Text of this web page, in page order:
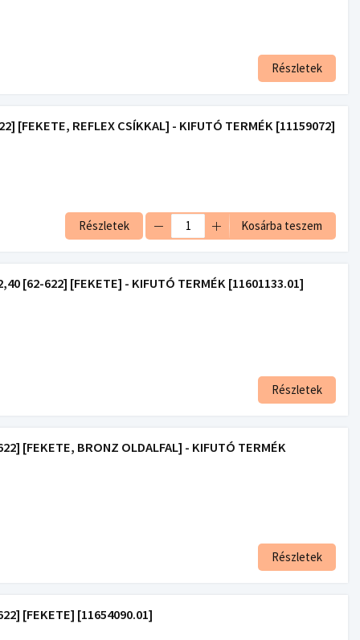
Részletek
[FEKETE, REFLEX CSÍKKAL] - KIFUTÓ TERMÉK [11159072]
Részletek Kosárba teszem
[62-622] [FEKETE] - KIFUTÓ TERMÉK [11601133.01]
Részletek
[FEKETE, BRONZ OLDALFAL] - KIFUTÓ TERMÉK
Részletek
[FEKETE] [11654090.01]